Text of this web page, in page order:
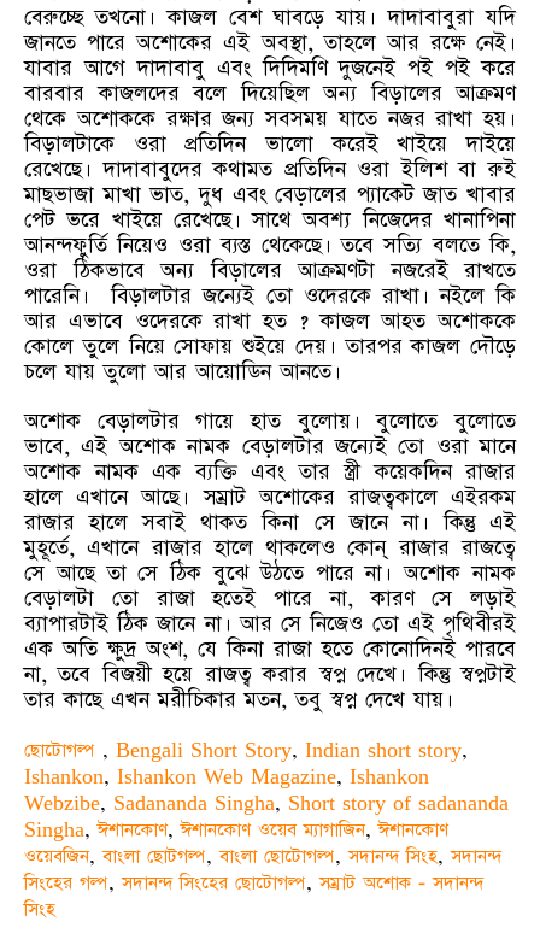
বেরুচ্ছে তখনো। কাজল বেশ ঘাবড়ে যায়। দাদাবাবুরা যদি
জানতে পারে অশোকের এই অবস্থা, তাহলে আর রক্ষে নেই।
যাবার আগে দাদাবাবু এবং দিদিমণি দুজনেই পই পই করে
বারবার কাজলদের বলে দিয়েছিল অন্য বিড়ালের আক্রমণ
থেকে অশোককে রক্ষার জন্য সবসময় যাতে নজর রাখা হয়।
বিড়ালটাকে ওরা প্রতিদিন ভালো করেই খাইয়ে দাইয়ে
রেখেছে। দাদাবাবুদের কথামত প্রতিদিন ওরা ইলিশ বা রুই
মাছভাজা মাখা ভাত, দুধ এবং বেড়ালের প্যাকেট জাত খাবার
পেট ভরে খাইয়ে রেখেছে। সাথে অবশ্য নিজেদের খানাপিনা
আনন্দফুর্তি নিয়েও ওরা ব্যস্ত থেকেছে। তবে সত্যি বলতে কি,
ওরা ঠিকভাবে অন্য বিড়ালের আক্রমণটা নজরেই রাখতে
পারেনি। বিড়ালটার জন্যেই তো ওদেরকে রাখা। নইলে কি
আর এভাবে ওদেরকে রাখা হত ? কাজল আহত অশোককে
কোলে তুলে নিয়ে সোফায় শুইয়ে দেয়। তারপর কাজল দৌড়ে
চলে যায় তুলো আর আয়োডিন আনতে।
অশোক বেড়ালটার গায়ে হাত বুলোয়। বুলোতে বুলোতে
ভাবে, এই অশোক নামক বেড়ালটার জন্যেই তো ওরা মানে
অশোক নামক এক ব্যক্তি এবং তার স্ত্রী কয়েকদিন রাজার
হালে এখানে আছে। সম্রাট অশোকের রাজত্বকালে এইরকম
রাজার হালে সবাই থাকত কিনা সে জানে না। কিন্তু এই
মুহূর্তে, এখানে রাজার হালে থাকলেও কোন্‌ রাজার রাজত্বে
সে আছে তা সে ঠিক বুঝে উঠতে পারে না। অশোক নামক
বেড়ালটা তো রাজা হতেই পারে না, কারণ সে লড়াই
ব্যাপারটাই ঠিক জানে না। আর সে নিজেও তো এই পৃথিবীরই
এক অতি ক্ষুদ্র অংশ, যে কিনা রাজা হতে কোনোদিনই পারবে
না, তবে বিজয়ী হয়ে রাজত্ব করার স্বপ্ন দেখে। কিন্তু স্বপ্নটাই
তার কাছে এখন মরীচিকার মতন, তবু স্বপ্ন দেখে যায়।
ছোটোগল্প , Bengali Short Story, Indian short story,
Ishankon, Ishankon Web Magazine, Ishankon
Webzibe, Sadananda Singha, Short story of sadananda
Singha,ঈশানকোণ,ঈশানকোণ ওয়েব ম্যাগাজিন,ঈশানকোণ
ওয়েবজিন,বাংলা ছোটগল্প,বাংলা ছোটোগল্প,সদানন্দ সিংহ,সদানন্দ
সিংহের গল্প,সদানন্দ সিংহের ছোটোগল্প,সম্রাট অশোক - সদানন্দ
সিংহ